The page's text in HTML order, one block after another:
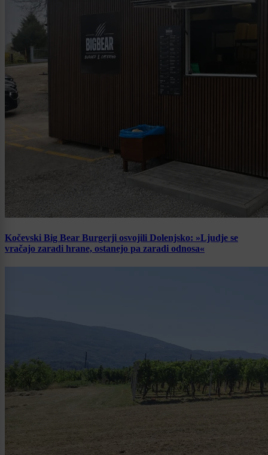
Kočevski Big Bear Burgerji osvojili Dolenjsko: »Ljudje se
vračajo zaradi hrane, ostanejo pa zaradi odnosa«